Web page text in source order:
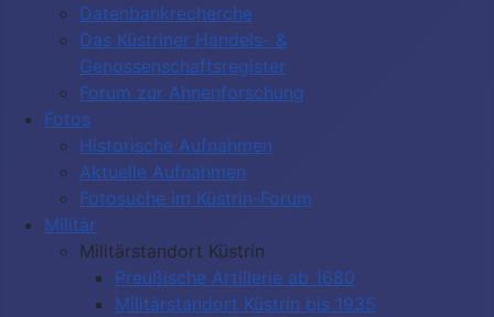
Datenbankrecherche
Das Küstriner Handels- &
Genossenschaftsregister
Forum zur Ahnenforschung
Fotos
Historische Aufnahmen
Aktuelle Aufnahmen
Fotosuche im Küstrin-Forum
Militär
Militärstandort Küstrin
Preußische Artillerie ab 1680
Militärstandort Küstrin bis 1935